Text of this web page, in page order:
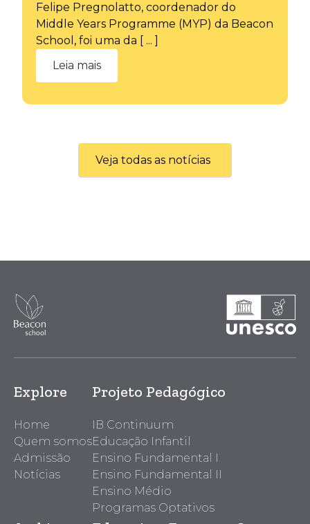
Felipe Pregnolatto, coordenador do
Middle Years Programme (MYP) da Beacon
School, foi uma da [ ... ]
Leia mais
Veja todas as notícias
Explore
Home
Quem somos
Admissão
Notícias
Projeto Pedagógico
IB Continuum
Educação Infantil
Ensino Fundamental I
Ensino Fundamental II
Ensino Médio
Programas Optativos